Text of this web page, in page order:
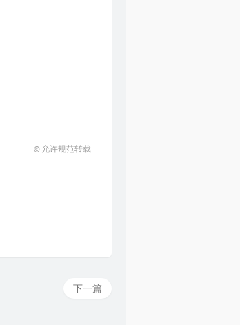
© 允许规范转载
下一篇